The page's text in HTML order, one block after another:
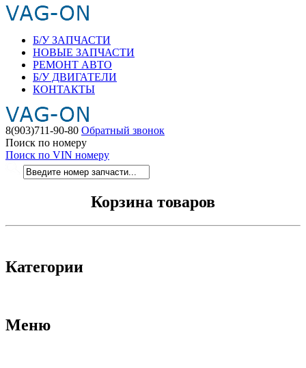
Б/У ЗАПЧАСТИ
НОВЫЕ ЗАПЧАСТИ
РЕМОНТ АВТО
Б/У ДВИГАТЕЛИ
КОНТАКТЫ
8(903)711-90-80 Обратный звонок
Поиск по номеру
Поиск по VIN номеру
Корзина товаров
Категории
Меню